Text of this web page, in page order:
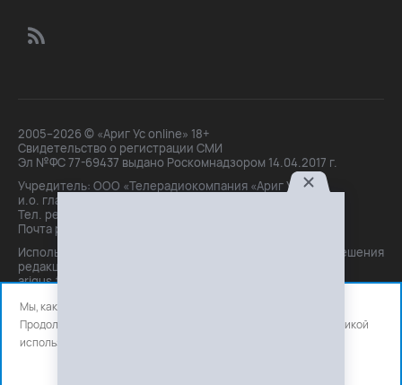
2005–2026 © «Ариг Ус online» 18+
Свидетельство о регистрации СМИ
Эл №ФС 77-69437 выдано Роскомнадзором 14.04.2017 г.
Учредитель: ООО «Телерадиокомпания «Ариг Ус»,
и.о. главного редактора: Маханова О.Б.
Тел. peдakции: +7(3012)21-30-14,
Почта peдakции: editor@arigus.tv
Использование материалов только с письменного разрешения
редакции. При цитировании прямая активная ссылка на
arigus.tv обязательна.
Мы, как и все используем файлы cookie и сервисы аналитики.
Продолжая использовать сайт, вы соглашаетесь с нашей
политикой
использования